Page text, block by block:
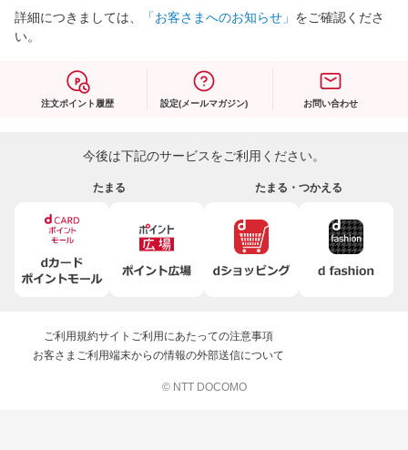
詳細につきましては、
「お客さまへのお知らせ」 をご確認くださ
い。
注文ポイント履歴 設定(メールマガジン) お問い合わせ
今後は下記のサービスをご利用ください。
たまる たまる・つかえる
ご利用規約サイトご利用にあたっての注意事項
お客さまご利用端末からの情報の外部送信について
© NTT DOCOMO